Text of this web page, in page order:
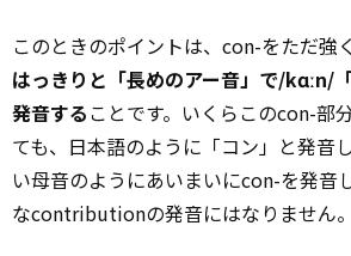
このときのポイントは、con-をただ強
はっきりと「長めのアー音」で/kɑːn/
発音することです。いくらこのcon-部
ても、日本語のように「コン」と発音
い母音のようにあいまいにcon-を発音
なcontributionの発音にはなりません。